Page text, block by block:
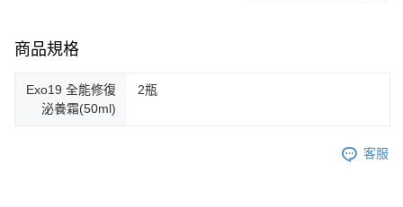
商品規格
Exo19 全能修復
泌養霜(50ml)
2瓶
客服